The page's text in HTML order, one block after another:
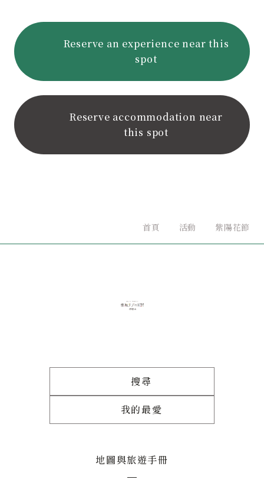
首頁 活動 紫陽花節
Reserve an experience near this
spot
Reserve accommodation near
this spot
搜尋
我的最愛
地圖與旅遊手冊